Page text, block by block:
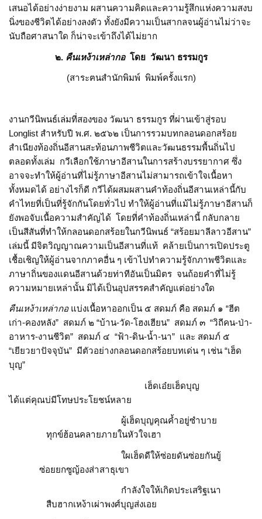
เสนอได้อย่างง่ายงาม ผสานความคิดและความรู้สึกแห่งความสงบ
นิ่งของชีวิตได้อย่างลงตัว ทั้งยังมีความเป็นสากลจนผู้อ่านไม่ว่าจะ
นับถือศาสนาใด ก็น่าจะเข้าถึงได้ไม่ยาก
๒. คืนเหง้าเหล่ากอโดย วัฒนา ธรรมกูร
(สาระฅนสำนักพิมพ์ พิมพ์ครั้งแรก)
งานกวีนิพนธ์เล่มที่สองของ วัฒนา ธรรมกูร ที่ผ่านเข้าสู่รอบ
Longlist สำหรับปี พ.ศ. ๒๕๖๒ เป็นการรวมบทกลอนดอกสร้อย
สำเนียงท้องถิ่นอีสานสะท้อนภาพชีวิตและวัฒนธรรมพื้นถิ่นไป
ตลอดทั้งเล่ม กวีเลือกใช้ภาษาอีสานในการสร้างบรรยากาศ ซึ่ง
อาจจะทำให้ผู้อ่านที่ไม่รู้ภาษาอีสานไม่สามารถเข้าใจเนื้อหา
ทั้งหมดได้ อย่างไรก็ดี กวีได้ผสมผสานคำท้องถิ่นอีสานเหล่านี้กับ
คำไทยที่เป็นที่รู้จักกันโดยทั่วไป ทำให้ผู้อ่านที่แม้ไม่รู้ภาษาอีสานก็
ยังพอจับเนื้อความสำคัญได้ โดยที่คำท้องถิ่นเหล่านี้ กลับกลาย
เป็นสีสันที่ทำให้กลอนดอกสร้อยในกวีนิพนธ์ “สร้อยมาลีลาวอีสาน”
เล่มนี้ มีจิตวิญญาณความเป็นอีสานที่แท้ คล้ายเป็นการเปิดประตู
เชื้อเชิญให้ผู้อ่านจากภาคอื่น ๆ เข้าไปทำความรู้จักภาพชีวิตและ
ภาษาถิ่นของแดนอีสานด้วยท่าทีอันเป็นมิตร จนถ้อยคำที่ไม่รู้
ความหมายเหล่านั้น มิได้เป็นอุปสรรคสำคัญแต่อย่างใด
คืนเหง้าเหล่ากอแบ่งเนื้อหาออกเป็น ๕ สดมภ์ คือ สดมภ์ ๑ “ฮีต
เก่า-คองหลัง” สดมภ์ ๒ “บ้าน-วัด-โฮงเฮียน” สดมภ์ ๓ “วิถีคน-ป่า-
อาหาร-งานชีวิต” สดมภ์ ๔ “ฟ้า-ดิน-น้ำ-นา” และ สดมภ์ ๕
“เยียวยาปัจจุบัน” มีตัวอย่างกลอนดอกสร้อยบทเด่น ๆ เช่น “เฮ็ด
บุญ”
เฮ็ดเอ๋ยเฮ็ดบุญ
ได้แต่คุณบ่มีโทษประโยชน์หลาย
ผู้เฮ็ดบุญคุณค้ำอยู่ซำบาย
ทุกข์ฮ้อนคลายภายในหัวใจเฮา
ใผเฮ็ดดีให้ซ่อยดันซ่อยกันยู้
ซ่อยยกซูญ้องส่าสาธุเขา
กำลังใจให้เกิดประเสริฐเนา
สืบฮากเหง้าเผ่าพงศ์บุญส่งเอย